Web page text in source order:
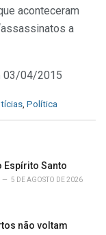
aconteceram
a
03/04/2015
Política
Espírito Santo
5 DE AGOSTO DE 2026
não voltam